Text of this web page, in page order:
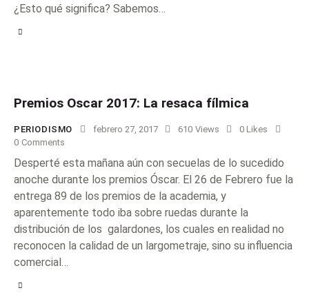
¿Esto qué significa? Sabemos…
Premios Oscar 2017: La resaca fílmica
PERIODISMO febrero 27, 2017 610 Views 0 Likes
0 Comments
Desperté esta mañana aún con secuelas de lo sucedido
anoche durante los premios Óscar. El 26 de Febrero fue la
entrega 89 de los premios de la academia, y
aparentemente todo iba sobre ruedas durante la
distribución de los galardones, los cuales en realidad no
reconocen la calidad de un largometraje, sino su influencia
comercial…